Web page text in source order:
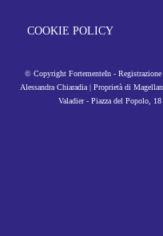
COOKIE POLICY
© Copyright FortementeIn -
Alessandra Chiaradia | Proprietà di
Valadier - Piazza del Popolo,